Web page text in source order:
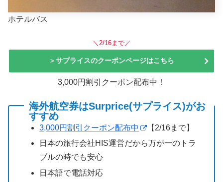
ホテルバス
＼2/16まで／
＞サプライスのクーポンページはこちら
3,000円割引クーポン配布中！
海外航空券はSurprice(サプライス)がお
すすめ
3,000円割引クーポン配布中
【2/16まで】
日本の旅行会社HIS運営だから万が一のトラ
ブルの時でも安心
日本語で電話対応